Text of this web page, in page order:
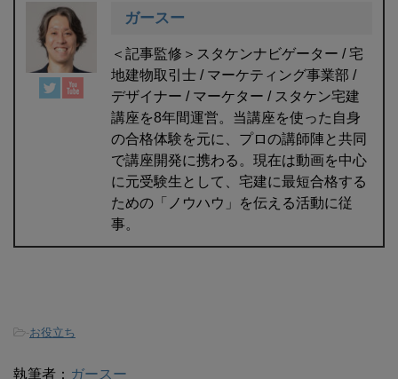
ガースー
＜記事監修＞スタケンナビゲーター / 宅
地建物取引士 / マーケティング事業部 /
デザイナー / マーケター / スタケン宅建
講座を8年間運営。当講座を使った自身
の合格体験を元に、プロの講師陣と共同
で講座開発に携わる。現在は動画を中心
に元受験生として、宅建に最短合格する
ための「ノウハウ」を伝える活動に従
事。
-お役立ち
執筆者： ガースー